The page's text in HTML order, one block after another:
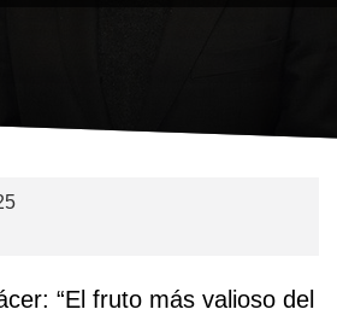
“El fruto más valioso del